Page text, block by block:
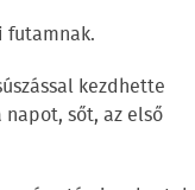
futamnak.
kezdhette
sőt, az első